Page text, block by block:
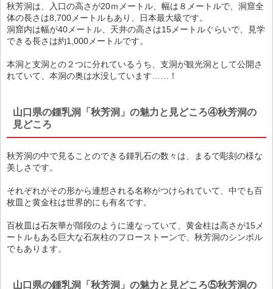
秋芳洞は、入口の高さが20ｍメートル、幅は８メートルで、洞窟全
体の長さは8,700メートルもあり、日本最大級です。
洞窟内は幅が40メートル、天井の高さは15メートルぐらいで、見学
できる長さは約1,000メートルです。
本洞と支洞との２つに分れているうち、支洞が観光洞として公開さ
れていて、本洞の奥は水没しています……！
山口県の鍾乳洞「秋芳洞」の魅力と見どころ④秋芳洞の
見どころ
秋芳洞の中で見ることのできる鍾乳石の数々は、まるで彫刻の様な
美しさです。
それぞれがその形から連想される名称がつけられていて、中でも百
枚皿と黄金柱は世界的にも有名です。
百枚皿は石灰華が階段のように連なっていて、黄金柱は高さが15メ
ートルもある巨大な石灰柱のフローストーンで、秋芳洞のシンボル
でもあります。
山口県の鍾乳洞「秋芳洞」の魅力と見どころ⑤秋芳洞の